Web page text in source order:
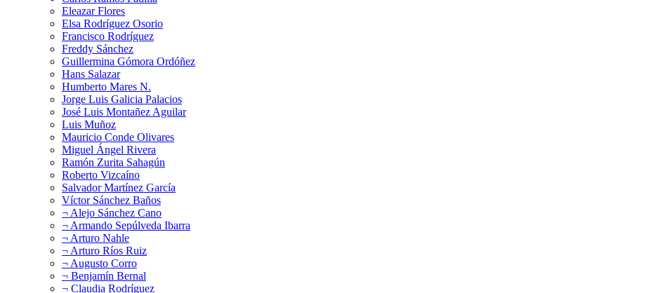
Eleazar Flores
Elsa Rodríguez Osorio
Francisco Rodríguez
Freddy Sánchez
Guillermina Gómora Ordóñez
Hans Salazar
Humberto Mares N.
Jorge Luis Galicia Palacios
José Luis Montañez Aguilar
Luis Muñoz
Mauricio Conde Olivares
Miguel Ángel Rivera
Ramón Zurita Sahagún
Roberto Vizcaíno
Salvador Martínez García
Víctor Sánchez Baños
¬ Alejo Sánchez Cano
¬ Armando Sepúlveda Ibarra
¬ Arturo Nahle
¬ Arturo Ríos Ruiz
¬ Augusto Corro
¬ Benjamín Bernal
¬ Claudia Rodríguez